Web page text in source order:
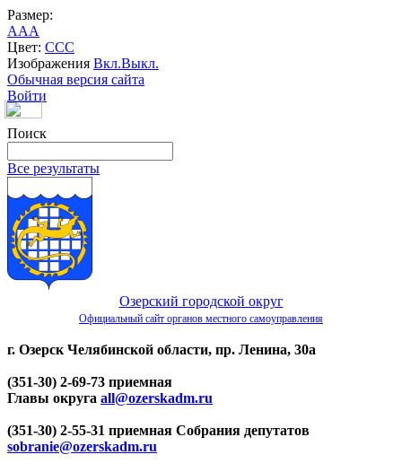
Размер:
AAA
Цвет: CCC
Изображения Вкл.Выкл.
Обычная версия сайта
Войти
Поиск
Все результаты
Озерский городской округ
Официальный сайт органов местного самоуправления
г. Озерск Челябинской области, пр. Ленина, 30а
(351-30) 2-69-73 приемная
Главы округа all@ozerskadm.ru
(351-30) 2-55-31 приемная Собрания депутатов
sobranie@ozerskadm.ru